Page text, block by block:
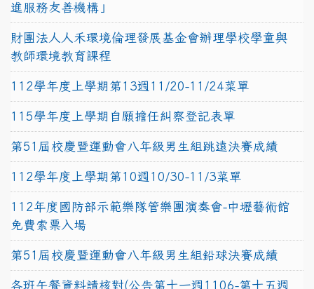
進服務友善機構」
財團法人人禾環境倫理發展基金會辦理學校學童與
教師環境教育課程
112學年度上學期第13週11/20-11/24菜單
115學年度上學期自願擔任糾察登記表單
第51屆校慶暨運動會八年級男生組跳遠決賽成績
112學年度上學期第10週10/30-11/3菜單
112年度國防部示範樂隊管樂團演奏會-中壢藝術館
免費索票入場
第51屆校慶暨運動會八年級男生組鉛球決賽成績
各班午餐資料請核對(公告第十一週1106-第十五週